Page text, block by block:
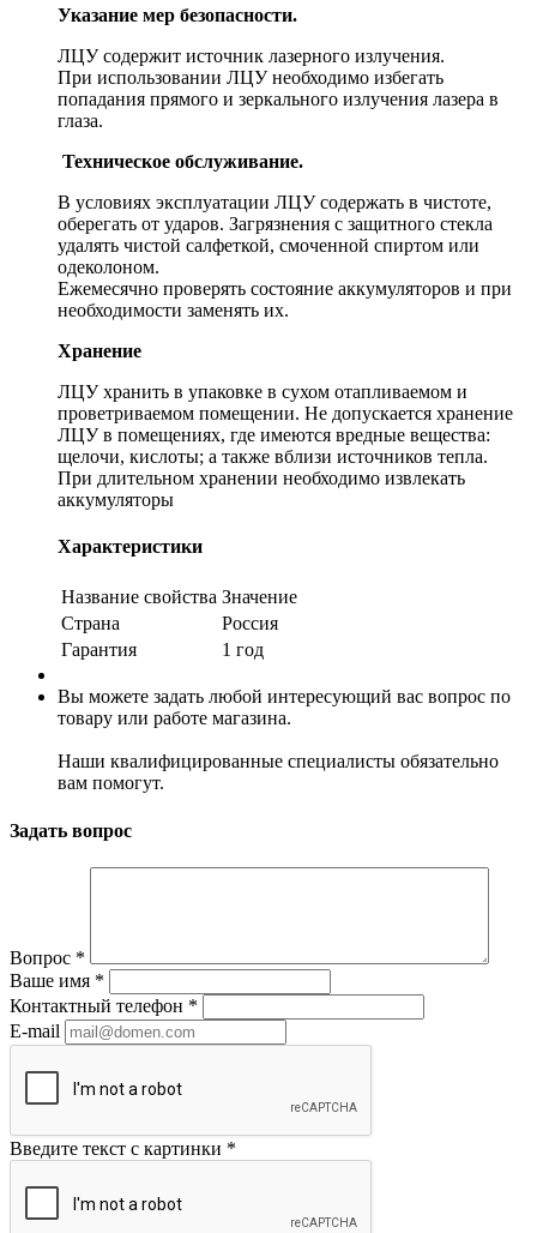
Указание мер безопасности.
ЛЦУ содержит источник лазерного излучения.
При использовании ЛЦУ необходимо избегать
попадания прямого и зеркального излучения лазера в
глаза.
Техническое обслуживание.
В условиях эксплуатации ЛЦУ содержать в чистоте,
оберегать от ударов. Загрязнения с защитного стекла
удалять чистой салфеткой, смоченной спиртом или
одеколоном.
Ежемесячно проверять состояние аккумуляторов и при
необходимости заменять их.
Хранение
ЛЦУ хранить в упаковке в сухом отапливаемом и
проветриваемом помещении. Не допускается хранение
ЛЦУ в помещениях, где имеются вредные вещества:
щелочи, кислоты; а также вблизи источников тепла.
При длительном хранении необходимо извлекать
аккумуляторы
Характеристики
Название свойства Значение
Страна
Россия
Гарантия
1 год
Вы можете задать любой интересующий вас вопрос по
товару или работе магазина.
Наши квалифицированные специалисты обязательно
вам помогут.
Задать вопрос
Вопрос *
Ваше имя *
Контактный телефон *
E-mail
Введите текст с картинки *